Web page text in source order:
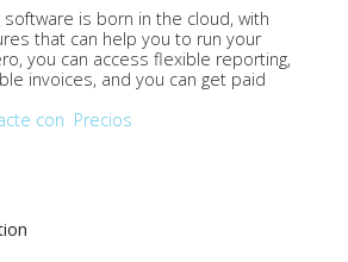
is born in the cloud, with
that can help you to run your
you can access flexible reporting,
invoices, and you can get paid
con Precios